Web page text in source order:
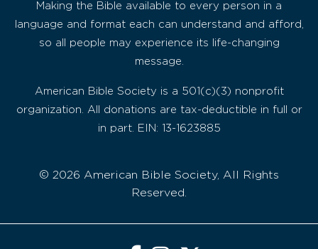
Making the Bible available to every person in a
language and format each can understand and afford,
so all people may experience its life-changing
message.
American Bible Society is a 501(c)(3) nonprofit
organization. All donations are tax-deductible in full or
in part. EIN: 13-1623885
© 2026 American Bible Society, All Rights
Reserved.